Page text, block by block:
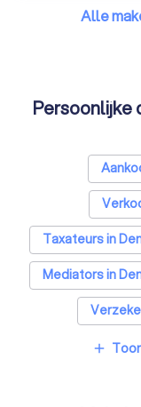
Alle
Persoonlijke
Taxateurs in
Mediators in
add